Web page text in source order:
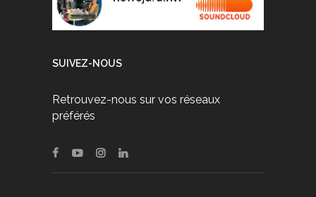
SUIVEZ-NOUS
Retrouvez-nous sur vos réseaux
préférés